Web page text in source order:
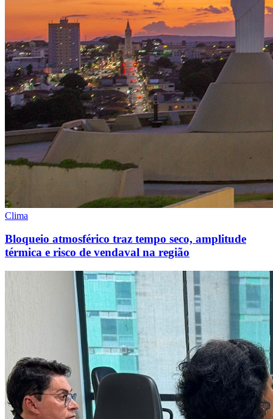
Clima
Bloqueio atmosférico traz tempo seco, amplitude
térmica e risco de vendaval na região